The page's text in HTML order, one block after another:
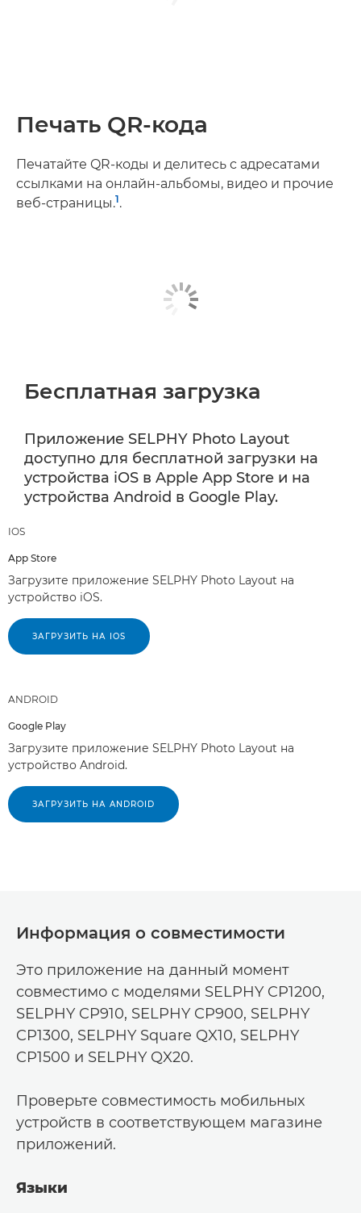
Печать QR-кода
Печатайте QR-коды и делитесь с адресатами
ссылками на онлайн-альбомы, видео и прочие
веб-страницы.1.
Бесплатная загрузка
Приложение SELPHY Photo Layout
доступно для бесплатной загрузки на
устройства iOS в Apple App Store и на
устройства Android в Google Play.
IOS
App Store
Загрузите приложение SELPHY Photo Layout на
устройство iOS.
ЗАГРУЗИТЬ НА IOS
ANDROID
Google Play
Загрузите приложение SELPHY Photo Layout на
устройство Android.
ЗАГРУЗИТЬ НА ANDROID
Информация о совместимости
Это приложение на данный момент
совместимо с моделями SELPHY CP1200,
SELPHY CP910, SELPHY CP900, SELPHY
CP1300, SELPHY Square QX10, SELPHY
CP1500 и SELPHY QX20.
Проверьте совместимость мобильных
устройств в соответствующем магазине
приложений.
Языки